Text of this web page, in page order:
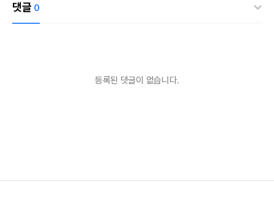
댓글 0
등록된 댓글이 없습니다.